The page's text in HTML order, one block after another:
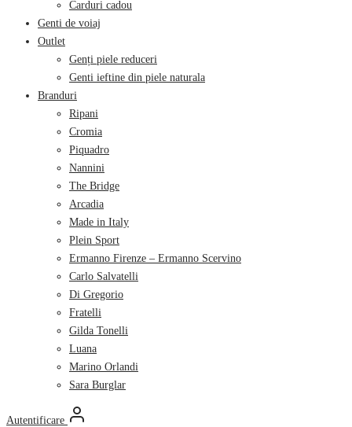
Carduri cadou
Genti de voiaj
Outlet
Genți piele reduceri
Genti ieftine din piele naturala
Branduri
Ripani
Cromia
Piquadro
Nannini
The Bridge
Arcadia
Made in Italy
Plein Sport
Ermanno Firenze – Ermanno Scervino
Carlo Salvatelli
Di Gregorio
Fratelli
Gilda Tonelli
Luana
Marino Orlandi
Sara Burglar
Autentificare